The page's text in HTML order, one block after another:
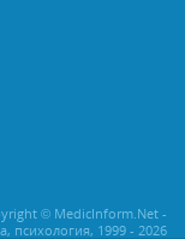
© MedicInform.Net -
психология, 1999 - 2026